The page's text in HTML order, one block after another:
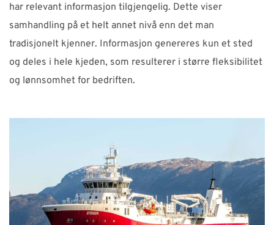
har relevant informasjon tilgjengelig. Dette viser
samhandling på et helt annet nivå enn det man
tradisjonelt kjenner. Informasjon genereres kun et sted
og deles i hele kjeden, som resulterer i større fleksibilitet
og lønnsomhet for bedriften.